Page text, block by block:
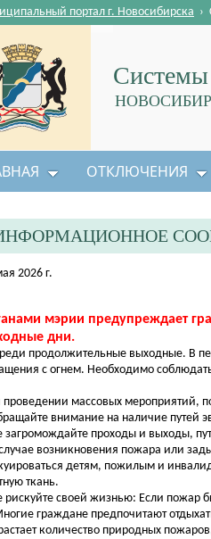
Системы
портал г. Новосибирска ›
ОТКЛЮЧЕНИЯ
2026 г.
мэрии предупреждает
дни.
продолжительные выходные. В
с огнем. Необходимо
проведении массовых мероприятий,
внимание на наличие путей
загромождайте проходы и выходы,
возникновения пожара или
детям, пожилым и
ткань.
рискуйте своей жизнью: Если пожар
граждане предпочитают
количество природных